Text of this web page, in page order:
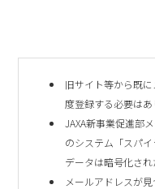
旧サイト等から既
度登録する必要はあ
JAXA新事業促進部
のシステム「スパ
データは暗号化され
メールアドレスが